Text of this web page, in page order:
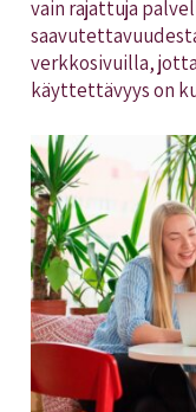
vain rajattuja
verkkosivuilla,
käyttettävyys on